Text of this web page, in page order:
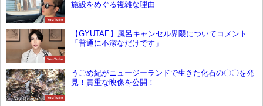
YouTube
施設をめぐる複雑な理由
YouTube
【GYUTAE】風呂キャンセル界隈についてコメント
「普通に不潔なだけです」
YouTube
うごめ紀がニュージーランドで生きた化石の〇〇を発
見！貴重な映像を公開！